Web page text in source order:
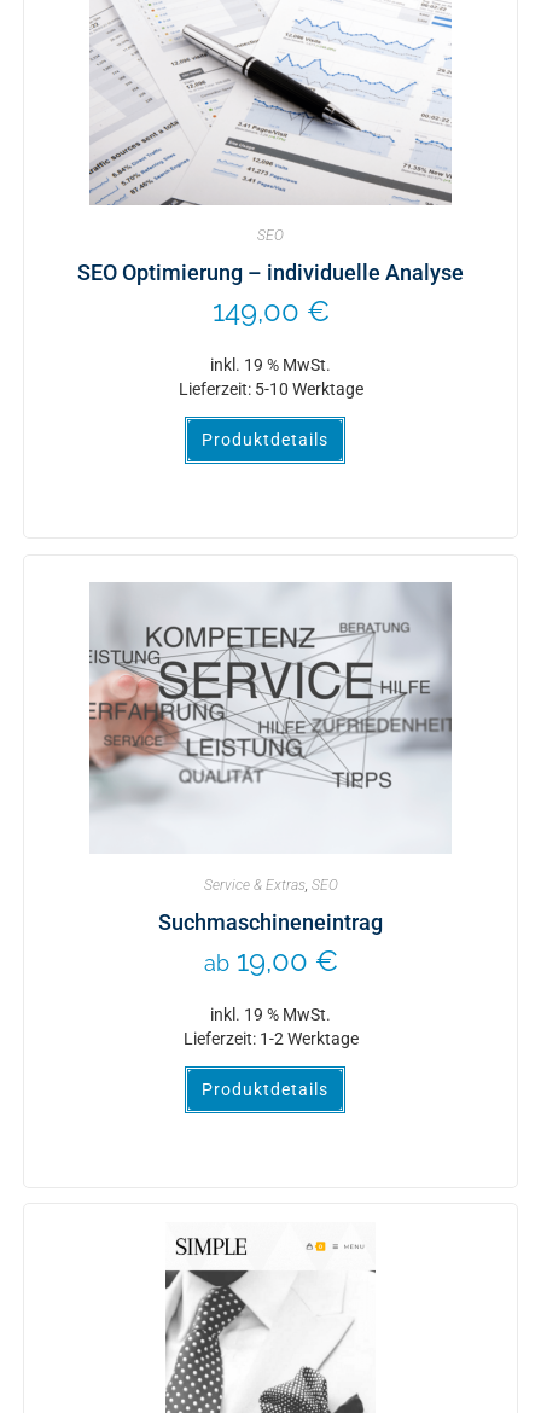
SEO
SEO Optimierung – individuelle Analyse
149,00 €
inkl. 19 % MwSt.
Lieferzeit: 5-10 Werktage
Produktdetails
Service & Extras, SEO
Suchmaschineneintrag
ab 19,00 €
inkl. 19 % MwSt.
Lieferzeit: 1-2 Werktage
Produktdetails